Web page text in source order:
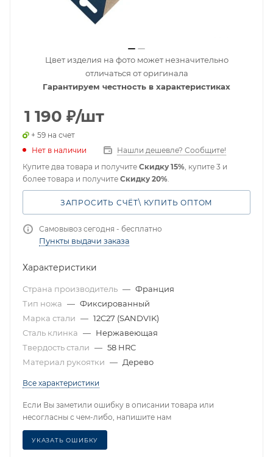
Цвет изделия на фото может незначительно
отличаться от оригинала
Гарантируем честность в характеристиках
1 190 ₽/шт
+ 59 на счет
Нет в наличии
Нашли дешевле? Сообщите!
Купите два товара и получите Скидку 15%, купите 3 и
более товара и получите Скидку 20%.
ЗАПРОСИТЬ СЧЁТ\ КУПИТЬ ОПТОМ
Самовывоз сегодня - бесплатно
Пункты выдачи заказа
Характеристики
Страна производитель — Франция
Тип ножа — Фиксированный
Марка стали — 12C27 (SANDVIK)
Сталь клинка — Нержавеющая
Твердость стали — 58 HRC
Материал рукоятки — Дерево
Все характеристики
Если Вы заметили ошибку в описании товара или
несогласны с чем-либо, напишите нам
УКАЗАТЬ ОШИБКУ